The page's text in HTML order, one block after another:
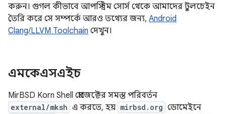
করুন। গুগল কীভাবে আপস্ট্রিম সোর্স থেকে আমাদের টুলচেইন
তৈরি করে সে সম্পর্কে আরও তথ্যের জন্য, Android
Clang/LLVM Toolchain দেখুন।
এমকেএসএইচ
MirBSD Korn Shell প্রোজেক্টের সমস্ত পরিবর্তন
external/mksh এ করতে, হয় mirbsd.org ডোমেইনে